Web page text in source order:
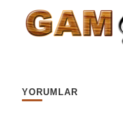
YORUMLAR